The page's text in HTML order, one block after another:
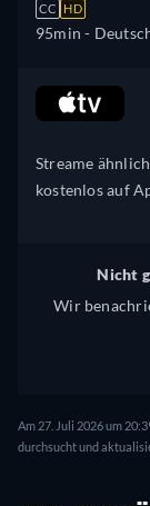
CC HD
95min -
Streame
kostenlos auf
Nicht
Wir
Am 27. Juli 2026 um
durchsucht und